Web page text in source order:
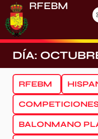
RFEBM
DÍA:
RFEBM
BALONMANO